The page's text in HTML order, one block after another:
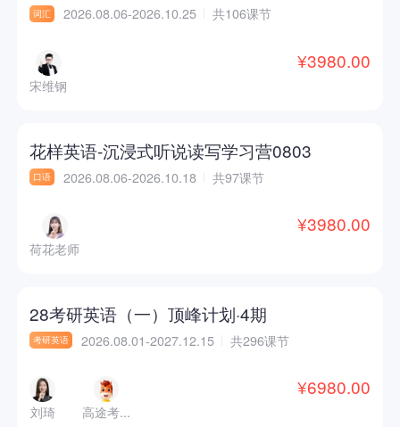
词汇 2026.08.06-2026.10.25 共106课节
宋维钢
¥3980.00
花样英语-沉浸式听说读写学习营0803
口语 2026.08.06-2026.10.18 共97课节
荷花老师
¥3980.00
28考研英语（一）顶峰计划·4期
考研英语 2026.08.01-2027.12.15 共296课节
刘琦 高途考...
¥6980.00